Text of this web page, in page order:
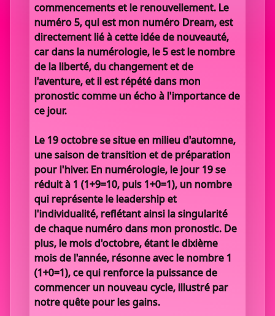
commencements et le renouvellement. Le
numéro 5, qui est mon numéro Dream, est
directement lié à cette idée de nouveauté,
car dans la numérologie, le 5 est le nombre
de la liberté, du changement et de
l'aventure, et il est répété dans mon
pronostic comme un écho à l'importance de
ce jour.
Le 19 octobre se situe en milieu d'automne,
une saison de transition et de préparation
pour l'hiver. En numérologie, le jour 19 se
réduit à 1 (1+9=10, puis 1+0=1), un nombre
qui représente le leadership et
l'individualité, reflétant ainsi la singularité
de chaque numéro dans mon pronostic. De
plus, le mois d'octobre, étant le dixième
mois de l'année, résonne avec le nombre 1
(1+0=1), ce qui renforce la puissance de
commencer un nouveau cycle, illustré par
notre quête pour les gains.